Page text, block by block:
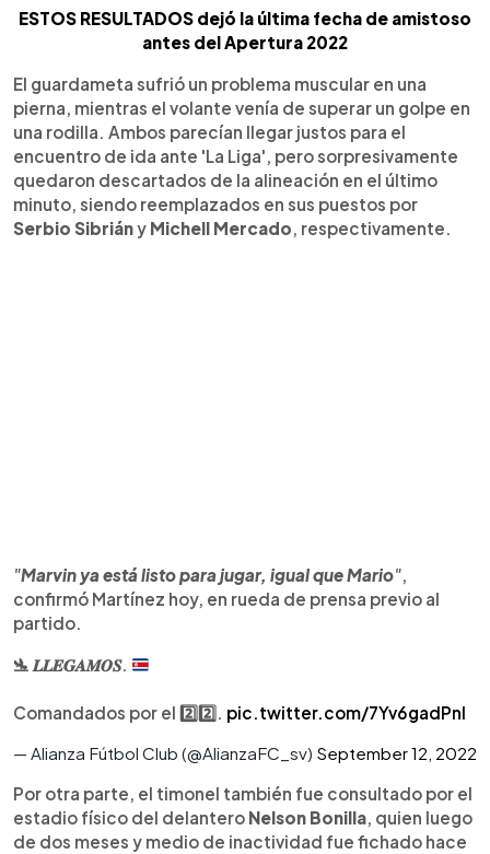
ESTOS RESULTADOS dejó la última fecha de amistoso
antes del Apertura 2022
El guardameta sufrió un problema muscular en una
pierna, mientras el volante venía de superar un golpe en
una rodilla. Ambos parecían llegar justos para el
encuentro de ida ante 'La Liga', pero sorpresivamente
quedaron descartados de la alineación en el último
minuto, siendo reemplazados en sus puestos por
Serbio Sibriány Michell Mercado, respectivamente.
"Marvin ya está listo para jugar, igual que Mario",
confirmó Martínez hoy, en rueda de prensa previo al
partido.
🛬 𝑳𝑳𝑬𝑮𝑨𝑴𝑶𝑺.
Comandados por el 2️⃣2️⃣. pic.twitter.com/7Yv6gadPnl
— Alianza Fútbol Club (@AlianzaFC_sv) September 12, 2022
Por otra parte, el timonel también fue consultado por el
estadio físico del delantero Nelson Bonilla, quien luego
de dos meses y medio de inactividad fue fichado hace